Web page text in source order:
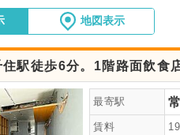
地図表示
駅徒歩6分。1階路面飲食
最寄駅
賃料